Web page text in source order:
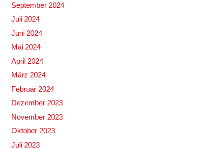
September 2024
Juli 2024
Juni 2024
Mai 2024
April 2024
März 2024
Februar 2024
Dezember 2023
November 2023
Oktober 2023
Juli 2023